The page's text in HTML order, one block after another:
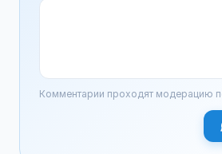
Комментарии проходят модерацию